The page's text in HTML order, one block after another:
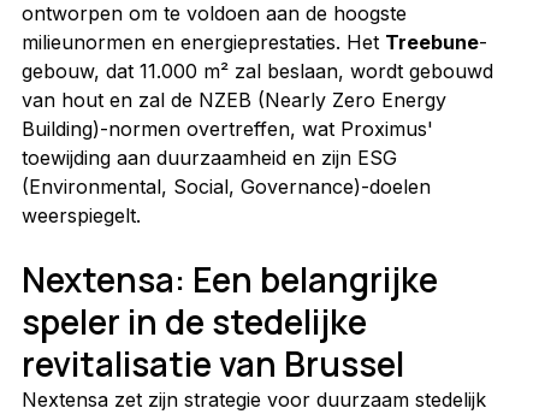
ontworpen om te voldoen aan de hoogste
milieunormen en energieprestaties. Het Treebune-
gebouw, dat 11.000 m² zal beslaan, wordt gebouwd
van hout en zal de NZEB (Nearly Zero Energy
Building)-normen overtreffen, wat Proximus'
toewijding aan duurzaamheid en zijn ESG
(Environmental, Social, Governance)-doelen
weerspiegelt.
Nextensa: Een belangrijke
speler in de stedelijke
revitalisatie van Brussel
Nextensa zet zijn strategie voor duurzaam stedelijk